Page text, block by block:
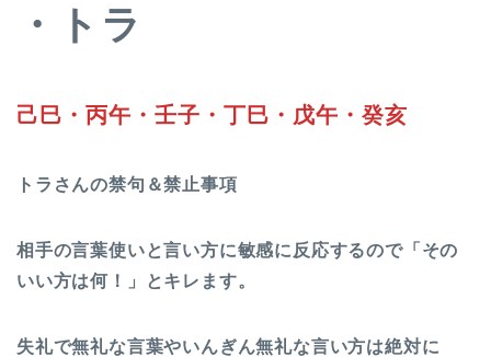
・トラ
己巳・丙午・壬子・丁巳・戊午・癸亥
トラさんの禁句＆禁止事項
相手の言葉使いと言い方に敏感に反応するので「その
いい方は何！」とキレます。
失礼で無礼な言葉やいんぎん無礼な言い方は絶対に